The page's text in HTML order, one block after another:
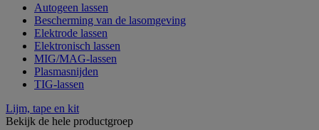
Autogeen lassen
Bescherming van de lasomgeving
Elektrode lassen
Elektronisch lassen
MIG/MAG-lassen
Plasmasnijden
TIG-lassen
Lijm, tape en kit
Bekijk de hele productgroep